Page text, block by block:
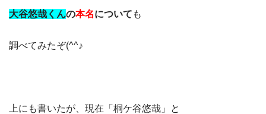
大谷悠哉くんの本名について も
調べてみたぞ(^^♪
上にも書いたが、現在「桐ケ谷悠哉」と